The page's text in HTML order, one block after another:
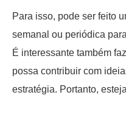
Para isso, pode ser feito
semanal ou periódica
É interessante também
possa contribuir com
estratégia. Portanto,